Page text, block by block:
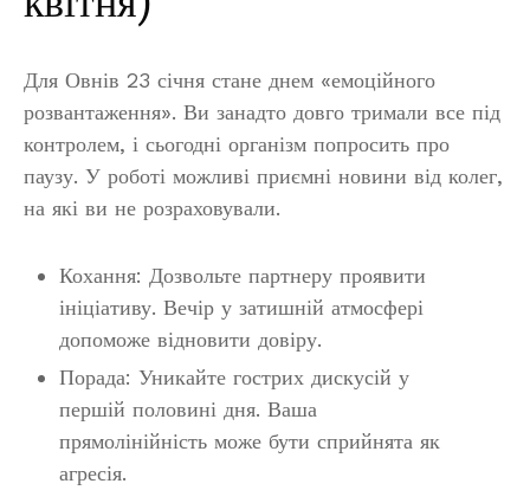
Для Овнів 23 січня стане днем «емоційного
розвантаження». Ви занадто довго тримали все під
контролем, і сьогодні організм попросить про
паузу. У роботі можливі приємні новини від колег,
на які ви не розраховували.
Кохання: Дозвольте партнеру проявити
ініціативу. Вечір у затишній атмосфері
допоможе відновити довіру.
Порада: Уникайте гострих дискусій у
першій половині дня. Ваша
прямолінійність може бути сприйнята як
агресія.